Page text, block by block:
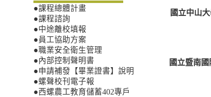
國立中山
國立暨南
●課程總體計畫
●課程諮詢
●中途離校填報
●員工協助方案
●職業安全衛生管理
●內部控制聲明書
●申請補發【畢業證書】說明
●螺聲校刊電子報
●西螺農工教育儲蓄402專戶